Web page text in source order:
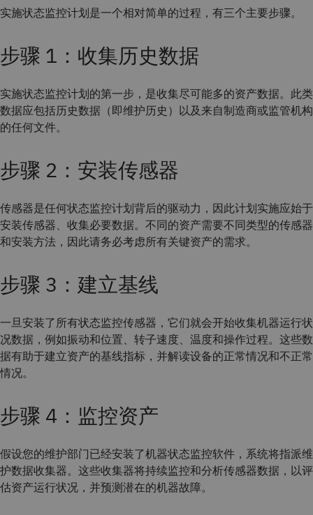
实施状态监控计划是一个相对简单的过程，有三个主要步骤。
步骤 1：收集历史数据
实施状态监控计划的第一步，是收集尽可能多的资产数据。此类
数据应包括历史数据（即维护历史）以及来自制造商或监管机构
的任何文件。
步骤 2：安装传感器
传感器是任何状态监控计划背后的驱动力，因此计划实施应始于
安装传感器、收集必要数据。不同的资产需要不同类型的传感器
和安装方法，因此请务必考虑所有关键资产的需求。
步骤 3：建立基线
一旦安装了所有状态监控传感器，它们就会开始收集机器运行状
况数据，例如振动和位置、转子速度、温度和操作过程。这些数
据有助于建立资产的基线指标，并解读设备的正常情况和不正常
情况。
步骤 4：监控资产
假设您的维护部门已经安装了机器状态监控软件，系统将指派维
护数据收集器。这些收集器将持续监控和分析传感器数据，以评
估资产运行状况，并预测潜在的机器故障。